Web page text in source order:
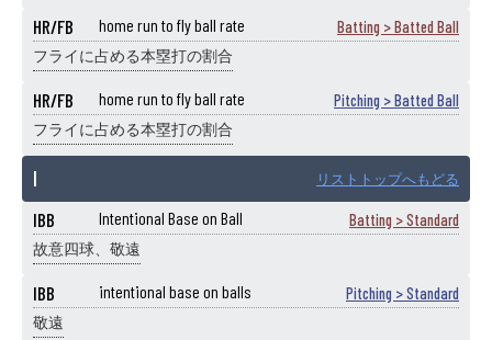
HR/FB home run to fly ball rate Batting > Batted Ball
フライに占める本塁打の割合
HR/FB home run to fly ball rate Pitching > Batted Ball
フライに占める本塁打の割合
I リストトップへもどる
IBB Intentional Base on Ball Batting > Standard
故意四球、敬遠
IBB intentional base on balls Pitching > Standard
敬遠